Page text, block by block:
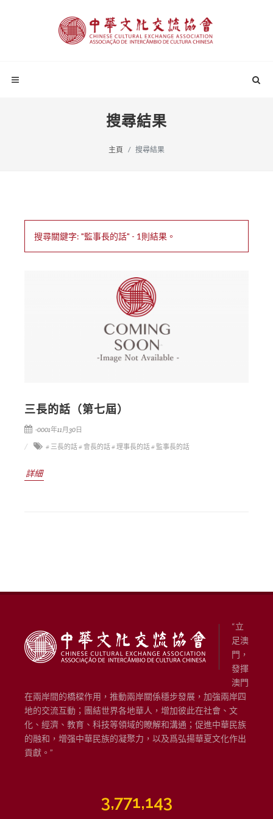
搜尋結果
主頁 搜尋結果
搜尋關鍵字: "監事長的話" - 1則結果。
三長的話（第七屆）
-0001年11月30日
# 三長的話# 會長的話# 理事長的話# 監事長的話
詳細
“立
足澳
門，
發揮
澳門
在兩岸間的橋樑作用，推動兩岸關係穩步發展，加強兩岸四
地的交流互動；團結世界各地華人，增加彼此在社會、文
化、經濟、教育、科技等領域的瞭解和溝通；促進中華民族
的融和，增强中華民族的凝聚力，以及爲弘揚華夏文化作出
貢獻。”
3,771,143